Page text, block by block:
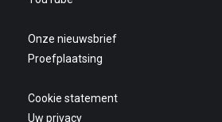
Onze nieuwsbrief
Proefplaatsing
Cookie statement
Uw privacy